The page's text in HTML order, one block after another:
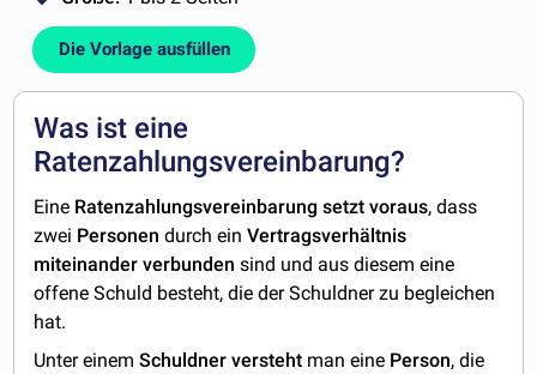
KONTAKT
MEIN KONTO
Die Vorlage ausfüllen
Was ist eine
Ratenzahlungsvereinbarung?
Eine Ratenzahlungsvereinbarung setzt voraus, dass
zwei Personen durch einVertragsverhältnis
miteinander verbunden sind und aus diesem eine
offene Schuld besteht, die der Schuldner zu begleichen
hat.
Unter einemSchuldner versteht man eine Person, die